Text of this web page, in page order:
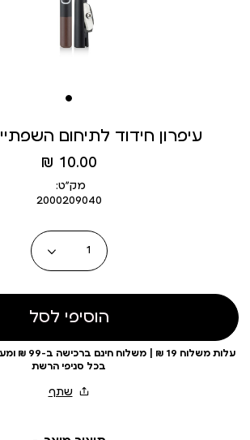
עיפרון חידוד לתיחום השפתיים 40
מחיר
מוצר
10.00 ₪
מק״ט:
2000209040
כמות
הוסיפי לסל
עלות משלוח
בכל סניפי הרשת